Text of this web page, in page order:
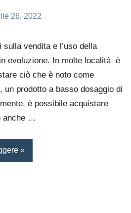
26, 2022
sulla vendita e l’uso della
evoluzione. In molte località è
ciò che è noto come
un prodotto a basso dosaggio di
è possibile acquistare
anche …